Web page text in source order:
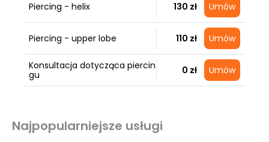
Piercing - helix 130 zł Umów
Piercing - upper lobe 110 zł Umów
Konsultacja dotycząca piercin
gu
0 zł Umów
Najpopularniejsze usługi